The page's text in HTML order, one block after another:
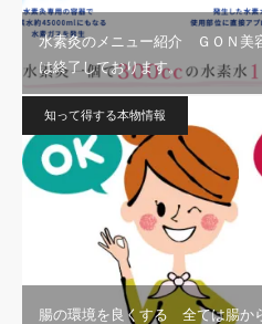
水素灸のメニュー紹介 ＧＯＮ
は終了しております。
知って得する本物情報
腸の環境を良くする 全ては腸